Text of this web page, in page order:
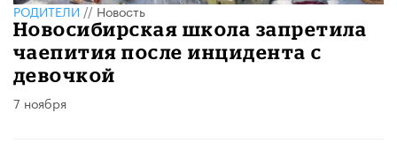
РОДИТЕЛИ//Новость
Новосибирская школа запретила
чаепития после инцидента с
девочкой
7 ноября